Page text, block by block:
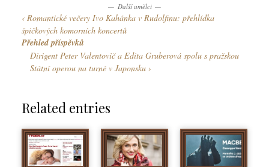
k
y
Další umělci
Romantické večery Ivo Kahánka v Rudolfinu: přehlídka
špičkových komorních koncertů
Přehled příspěvků
Dirigent Peter Valentovič a Edita Gruberová spolu s pražskou
Státní operou na turné v Japonsku
Related entries